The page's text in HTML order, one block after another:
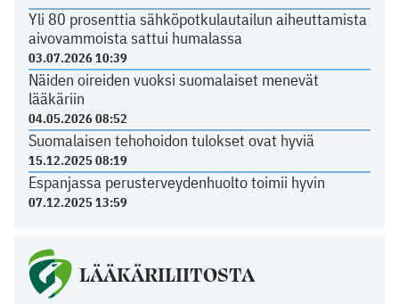
Yli 80 prosenttia sähköpotkulautailun aiheuttamista
aivovammoista sattui humalassa
03.07.2026 10:39
Näiden oireiden vuoksi suomalaiset menevät
lääkäriin
04.05.2026 08:52
Suomalaisen tehohoidon tulokset ovat hyviä
15.12.2025 08:19
Espanjassa perusterveydenhuolto toimii hyvin
07.12.2025 13:59
LÄÄKÄRILIITOSTA